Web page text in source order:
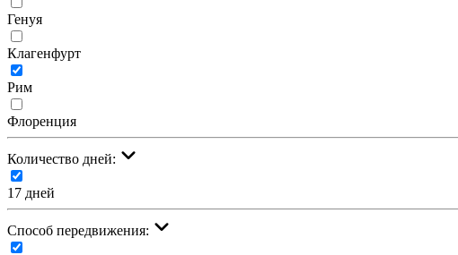
Генуя
Клагенфурт
Рим
Флоренция
Количество дней:
17 дней
Cпособ передвижения: